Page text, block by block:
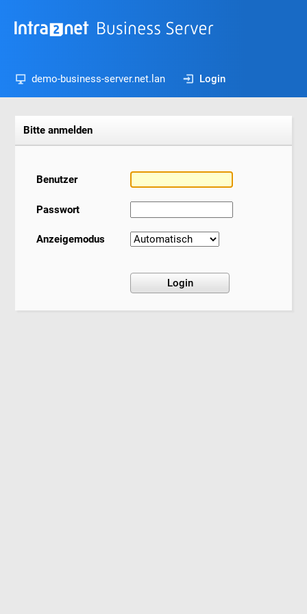
demo-business-server.net.lan Login
Bitte anmelden
Benutzer
Passwort
Anzeigemodus